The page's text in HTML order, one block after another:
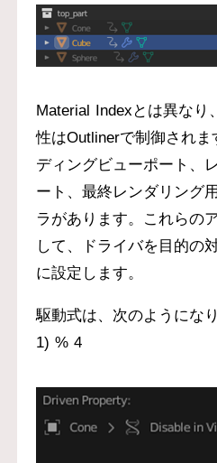
Material Indexとは異なり
性はOutlinerで制御され
ディングビューポート、
ート、最終レンダリング
ラがあります。これらの
して、ドライバを目的の
に設定します。
駆動式は、次のようにな
1) % 4